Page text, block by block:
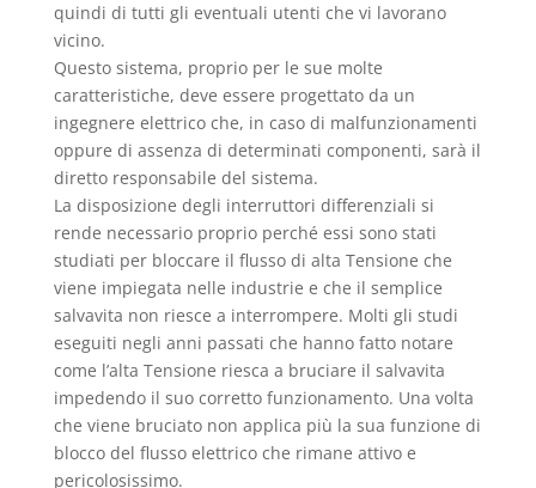
quindi di tutti gli eventuali utenti che vi lavorano
vicino.
Questo sistema, proprio per le sue molte
caratteristiche, deve essere progettato da un
ingegnere elettrico che, in caso di malfunzionamenti
oppure di assenza di determinati componenti, sarà il
diretto responsabile del sistema.
La disposizione degli interruttori differenziali si
rende necessario proprio perché essi sono stati
studiati per bloccare il flusso di alta Tensione che
viene impiegata nelle industrie e che il semplice
salvavita non riesce a interrompere. Molti gli studi
eseguiti negli anni passati che hanno fatto notare
come l’alta Tensione riesca a bruciare il salvavita
impedendo il suo corretto funzionamento. Una volta
che viene bruciato non applica più la sua funzione di
blocco del flusso elettrico che rimane attivo e
pericolosissimo.